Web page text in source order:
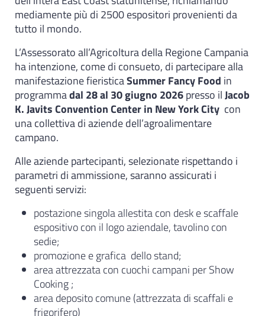
mediamente più di 2500 espositori provenienti da
tutto il mondo.
L’Assessorato all’Agricoltura della Regione Campania
ha intenzione, come di consueto, di partecipare alla
manifestazione fieristicaSummer Fancy Food in
programmadal 28 al 30 giugno 2026presso ilJacob
K. Javits Convention Center in New York City con
una collettiva di aziende dell’agroalimentare
campano.
Alle aziende partecipanti, selezionate rispettando i
parametri di ammissione, saranno assicurati i
seguenti servizi:
postazione singola allestita con desk e scaffale
espositivo con il logo aziendale, tavolino con
sedie;
promozione e grafica dello stand;
area attrezzata con cuochi campani per Show
Cooking ;
area deposito comune (attrezzata di scaffali e
frigorifero)